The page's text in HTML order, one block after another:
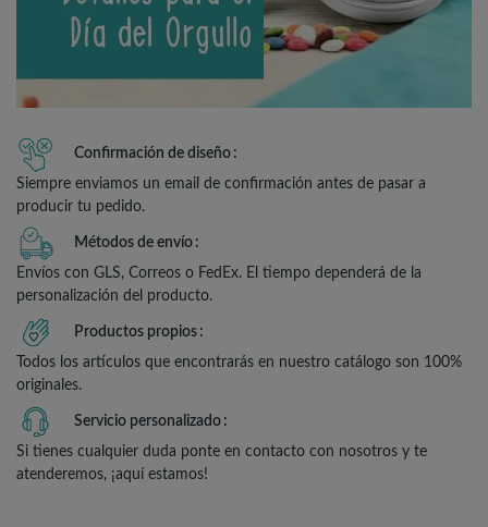
Confirmación de diseño
Siempre enviamos un email de confirmación antes de pasar a
producir tu pedido.
Métodos de envío
Envíos con GLS, Correos o FedEx. El tiempo dependerá de la
personalización del producto.
Productos propios
Todos los artículos que encontrarás en nuestro catálogo son 100%
originales.
Servicio personalizado
Si tienes cualquier duda ponte en contacto con nosotros y te
atenderemos, ¡aquí estamos!